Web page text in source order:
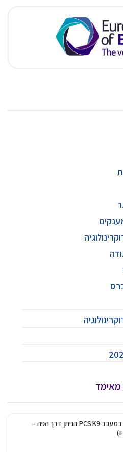
מאימד
מחקר מבוקר־פלצבו במעכב PCSK9 הניתן דרך הפה –